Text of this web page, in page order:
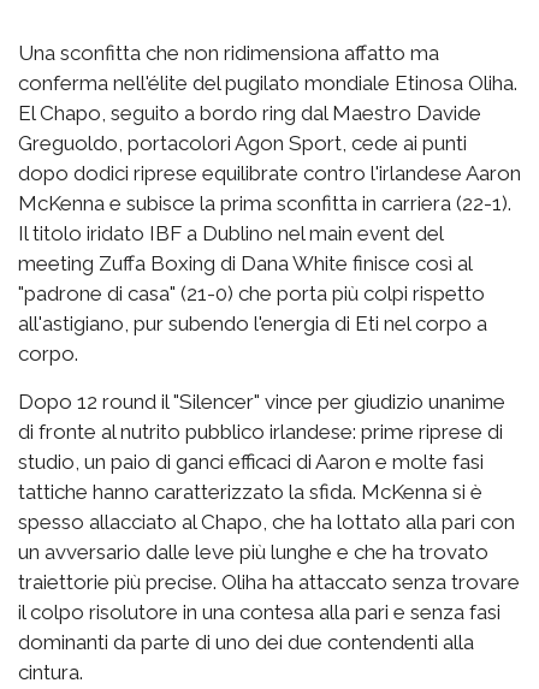
Una sconfitta che non ridimensiona affatto ma
conferma nell'élite del pugilato mondiale Etinosa Oliha.
El Chapo, seguito a bordo ring dal Maestro Davide
Greguoldo, portacolori Agon Sport, cede ai punti
dopo dodici riprese equilibrate contro l'irlandese Aaron
McKenna e subisce la prima sconfitta in carriera (22-1).
Il titolo iridato IBF a Dublino nel main event del
meeting Zuffa Boxing di Dana White finisce così al
"padrone di casa" (21-0) che porta più colpi rispetto
all'astigiano, pur subendo l'energia di Eti nel corpo a
corpo.
Dopo 12 round il "Silencer" vince per giudizio unanime
di fronte al nutrito pubblico irlandese: prime riprese di
studio, un paio di ganci efficaci di Aaron e molte fasi
tattiche hanno caratterizzato la sfida. McKenna si è
spesso allacciato al Chapo, che ha lottato alla pari con
un avversario dalle leve più lunghe e che ha trovato
traiettorie più precise. Oliha ha attaccato senza trovare
il colpo risolutore in una contesa alla pari e senza fasi
dominanti da parte di uno dei due contendenti alla
cintura.